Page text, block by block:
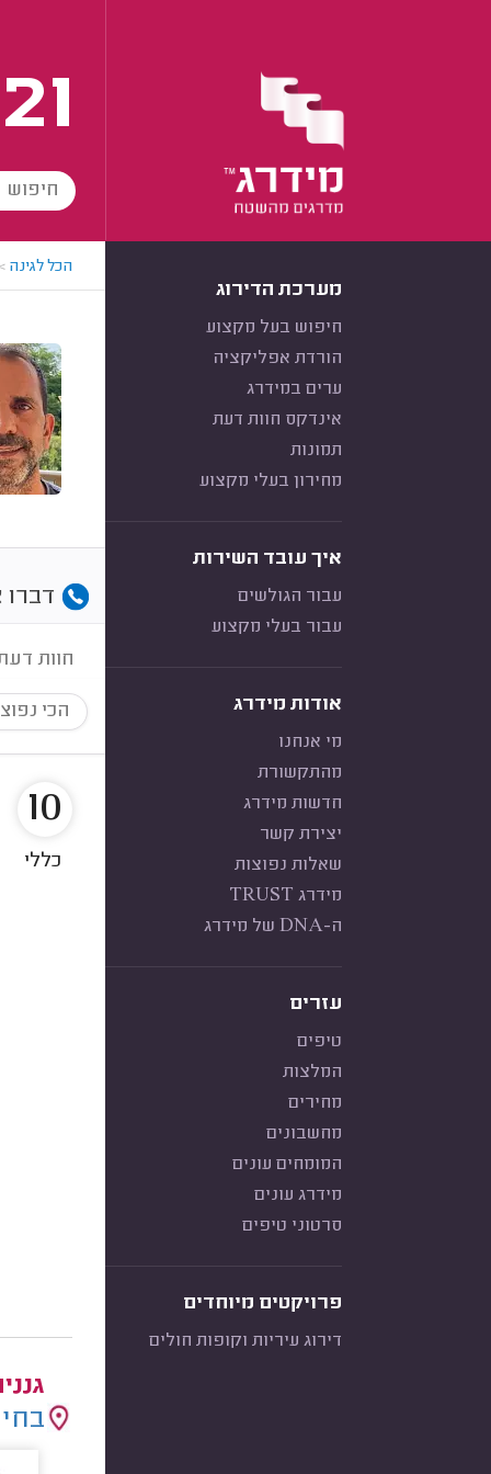
מערכת הדירוג
חיפוש בעל מקצוע
הורדת אפליקציה
ערים במידרג
אינדקס חוות דעת
תמונות
מחירון בעלי מקצוע
איך עובד השירות
עבור הגולשים
עבור בעלי מקצוע
אודות מידרג
מי אנחנו
מהתקשורת
חדשות מידרג
יצירת קשר
שאלות נפוצות
מידרג TRUST
ה-DNA של מידרג
עזרים
טיפים
המלצות
מחירים
מחשבונים
המומחים עונים
מידרג עונים
סרטוני טיפים
פרויקטים מיוחדים
דירוג עיריות וקופות חולים
הכל לגינה
דברו
חוות
הכי
10
כללי